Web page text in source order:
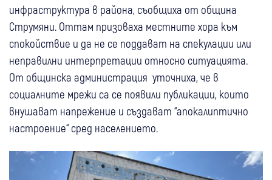
инфраструктура в района, съобщиха от община
Струмяни. Оттам призоваха местните хора към
спокойствие и да не се поддават на спекулации или
неправилни интерпретации относно ситуацията.
От общинска администрация уточниха, че в
социалните мрежи са се появили публикации, които
внушават напрежение и създават “апокалиптично
настроение“ сред населението.